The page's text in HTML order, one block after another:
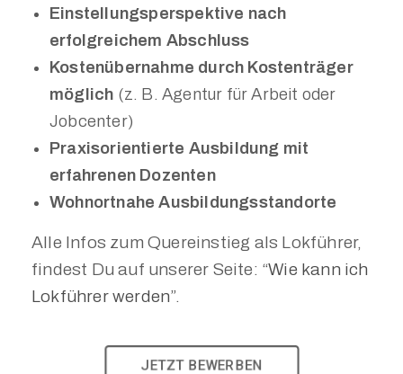
Einstellungsperspektive nach
erfolgreichem Abschluss
Kostenübernahme durch Kostenträger
möglich (z. B. Agentur für Arbeit oder
Jobcenter)
Praxisorientierte Ausbildung mit
erfahrenen Dozenten
Wohnortnahe Ausbildungsstandorte
Alle Infos zum Quereinstieg als Lokführer,
findest Du auf unserer Seite: “Wie kann ich
Lokführer werden”
JETZT BEWERBEN